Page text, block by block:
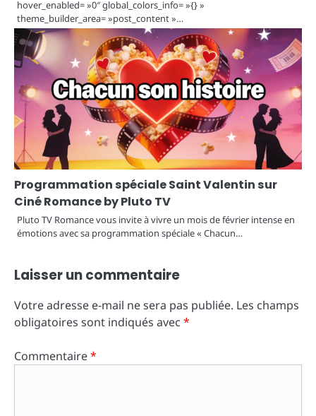
hover_enabled= »0″ global_colors_info= »{} »
theme_builder_area= »post_content »…
Programmation spéciale Saint Valentin sur
Ciné Romance by Pluto TV
Pluto TV Romance vous invite à vivre un mois de février intense en
émotions avec sa programmation spéciale « Chacun…
Laisser un commentaire
Votre adresse e-mail ne sera pas publiée. Les champs
obligatoires sont indiqués avec *
Commentaire*